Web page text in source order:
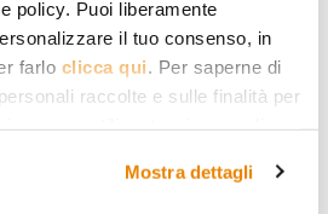
policy. Puoi liberamente
il tuo consenso, in
farlo clicca qui . Per saperne di
raccolte e sulle finalità per
Mostra dettagli
règne sans partage
du pays. Ce
radical et total se
conception du